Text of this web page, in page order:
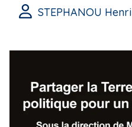
STEPHANOU Henri